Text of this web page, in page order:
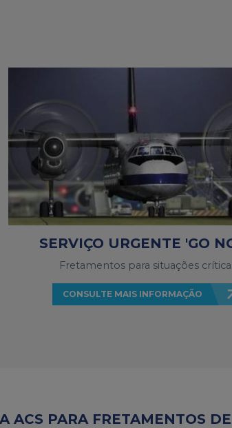
SERVIÇO URGENTE 'GO
Fretamentos para situações
CONSULTE MAIS INFORMAÇÃO
ACS PARA FRETAMENTOS